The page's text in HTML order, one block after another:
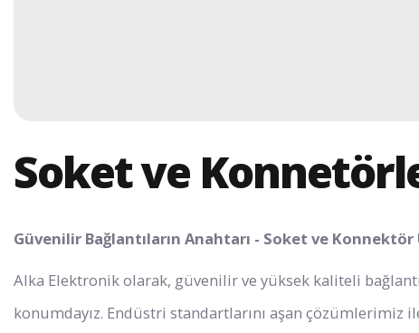
Soket ve
Güvenilir Bağlantıların Anahtarı - Soket ve
Alka Elektronik olarak, güvenilir ve yüksek kaliteli
konumdayız. Endüstri standartlarını aşan çözümlerimiz